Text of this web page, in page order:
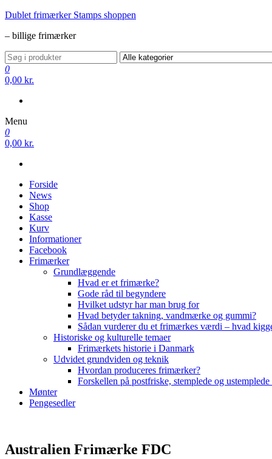
Videre
indhold
Dublet frimærker Stamps shoppen
– billige frimærker
0
0,00 kr.
Menu
0
0,00 kr.
Forside
News
Shop
Kasse
Kurv
Informationer
Facebook
Frimærker
Grundlæggende
Hvad er et frimærke?
Gode råd til begyndere
Hvilket udstyr har man brug for
Hvad betyder takning, vandmærke og gummi?
Sådan vurderer du et frimærkes værdi – hvad
Historiske og kulturelle temaer
Frimærkets historie i Danmark
Udvidet grundviden og teknik
Hvordan produceres frimærker?
Forskellen på postfriske, stemplede og
Mønter
Pengesedler
Australien Frimærke FDC